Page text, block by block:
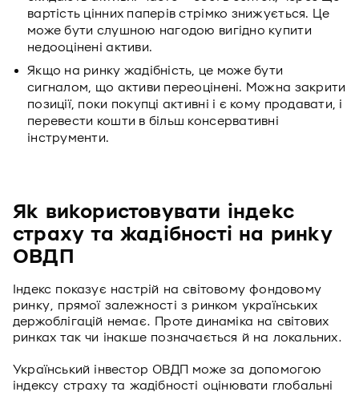
вартість цінних паперів стрімко знижується. Це
може бути слушною нагодою вигідно купити
недооцінені активи.
Якщо на ринку жадібність, це може бути
сигналом, що активи переоцінені. Можна закрити
позиції, поки покупці активні і є кому продавати, і
перевести кошти в більш консервативні
інструменти.
Як використовувати індекс
страху та жадібності на ринку
ОВДП
Індекс показує настрій на світовому фондовому
ринку, прямої залежності з ринком українських
держоблігацій немає. Проте динаміка на світових
ринках так чи інакше позначається й на локальних.
Український інвестор ОВДП може за допомогою
індексу страху та жадібності оцінювати глобальні